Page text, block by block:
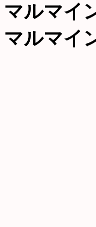
マルマイ
マルマイ